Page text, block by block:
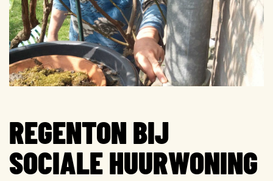
REGENTON BIJ
SOCIALE HUURWONING